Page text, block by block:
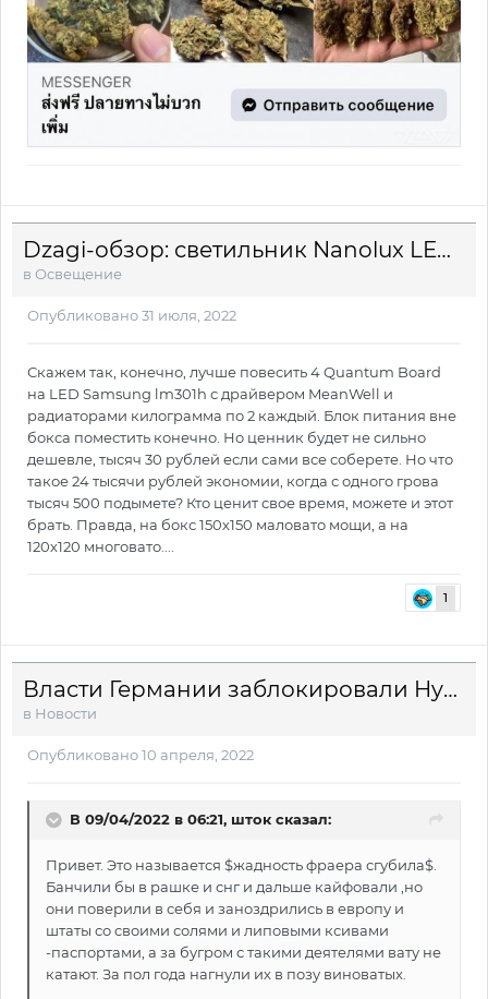
Dzagi-обзор: светильник Nanolux LEDzx F630
в Освещение
Опубликовано31 июля, 2022
Скажем так, конечно, лучше повесить 4 Quantum Board
на LED Samsung lm301h с драйвером MeanWell и
радиаторами килограмма по 2 каждый. Блок питания вне
бокса поместить конечно. Но ценник будет не сильно
дешевле, тысяч 30 рублей если сами все соберете. Но что
такое 24 тысячи рублей экономии, когда с одного грова
тысяч 500 подымете? Кто ценит свое время, можете и этот
брать. Правда, на бокс 150х150 маловато мощи, а на
120х120 многовато....
1
Власти Германии заблокировали Hydra
в Новости
Опубликовано10 апреля, 2022
В 09/04/2022 в 06:21, шток сказал:
Привет. Это называется $жадность фраера сгубила$.
Банчили бы в рашке и снг и дальше кайфовали ,но
они поверили в себя и заноздрились в европу и
штаты со своими солями и липовыми ксивами
-паспортами, а за бугром с такими деятелями вату не
катают. За пол года нагнули их в позу виноватых.